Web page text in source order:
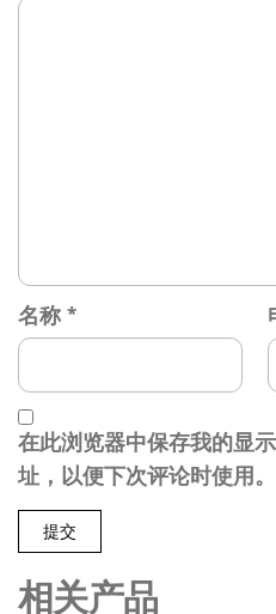
名称 *
在此浏览器中保存我的显
址，以便下次评论时使用。
相关产品